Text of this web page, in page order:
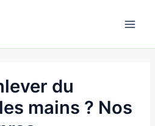
du
mains ? Nos